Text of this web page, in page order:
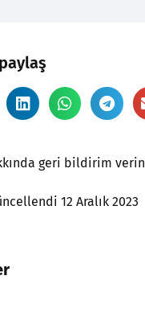
geri bildirim verin
12 Aralık 2023